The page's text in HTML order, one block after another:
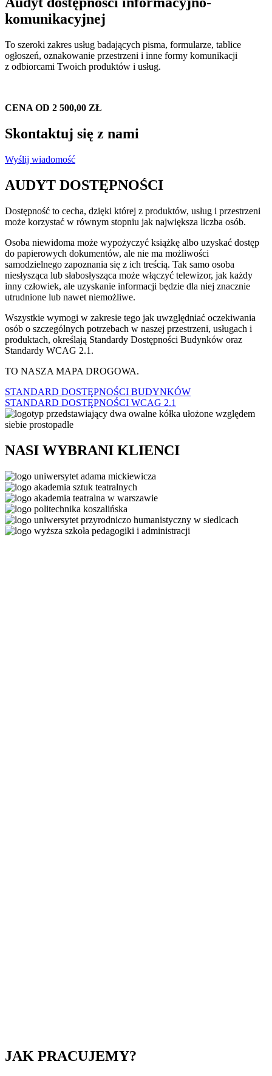
komunikacyjnej
To szeroki zakres usług badających pisma, formularze, tablice
ogłoszeń, oznakowanie przestrzeni i inne formy komunikacji
z odbiorcami Twoich produktów i usług.
CENA OD 2 500,00 ZŁ
Skontaktuj się z nami
Wyślij wiadomość
AUDYT DOSTĘPNOŚCI
Dostępność to cecha, dzięki której z produktów, usług i przestrzeni
może korzystać w równym stopniu jak największa liczba osób.
Osoba niewidoma może wypożyczyć książkę albo uzyskać dostęp
do papierowych dokumentów, ale nie ma możliwości
samodzielnego zapoznania się z ich treścią. Tak samo osoba
niesłysząca lub słabosłysząca może włączyć telewizor, jak każdy
inny człowiek, ale uzyskanie informacji będzie dla niej znacznie
utrudnione lub nawet niemożliwe.
Wszystkie wymogi w zakresie tego jak uwzględniać oczekiwania
osób o szczególnych potrzebach w naszej przestrzeni, usługach i
produktach, określają Standardy Dostępności Budynków oraz
Standardy WCAG 2.1.
TO NASZA MAPA DROGOWA.
STANDARD DOSTĘPNOŚCI BUDYNKÓW
STANDARD DOSTĘPNOŚCI WCAG 2.1
NASI WYBRANI KLIENCI
JAK PRACUJEMY?